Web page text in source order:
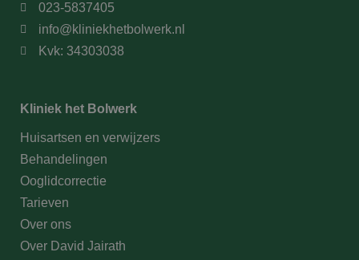
023-5837405
info@kliniekhetbolwerk.nl
Kvk: 34303038
Kliniek het Bolwerk
Huisartsen en verwijzers
Behandelingen
Ooglidcorrectie
Tarieven
Over ons
Over David Jairath